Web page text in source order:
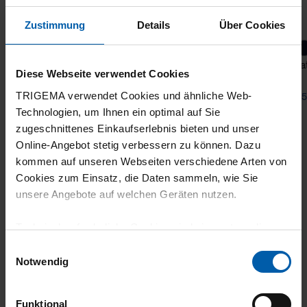
Zustimmung Details Über Cookies
Diese Webseite verwendet Cookies
TRIGEMA verwendet Cookies und ähnliche Web-
Technologien, um Ihnen ein optimal auf Sie
zugeschnittenes Einkaufserlebnis bieten und unser
Online-Angebot stetig verbessern zu können. Dazu
kommen auf unseren Webseiten verschiedene Arten von
Cookies zum Einsatz, die Daten sammeln, wie Sie
unsere Angebote auf welchen Geräten nutzen.
Technisch erforderliche Cookies sind eine notwendige
grundlegende Funktionen wie etwa zur Auswahl und
Notwendig
Funktional
fabric
from 151,20 € from
shipping
Family business